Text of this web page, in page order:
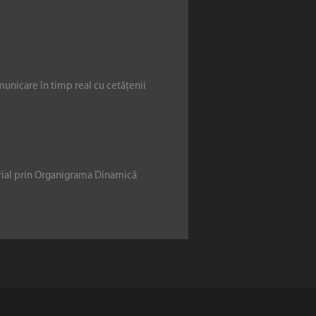
în timp real cu cetățenii
prin Organigrama Dinamică